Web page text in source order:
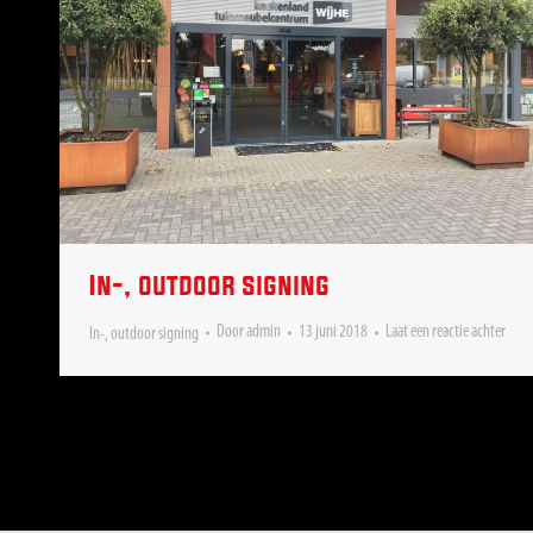
In-, outdoor signing
In-, outdoor signing Dooradmin 13 juni 2018 Laat een reactie achter